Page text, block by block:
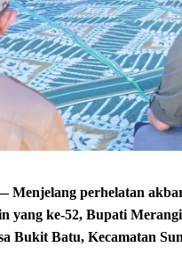
Menjelang perhelatan
yang ke-52, Bupati
Bukit Batu, Kecamatan